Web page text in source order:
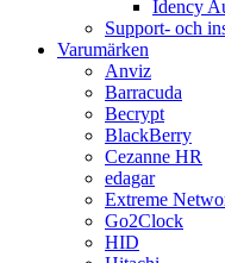
Idency
Support- och
Varumärken
Anviz
Barracuda
Becrypt
BlackBerry
Cezanne HR
edagar
Extreme
Go2Clock
HID